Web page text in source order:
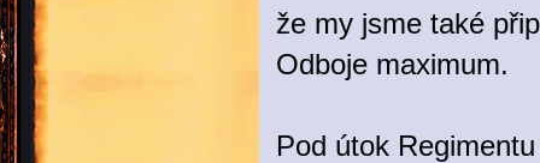
že my jsme také
Odboje maximum.
Pod útok